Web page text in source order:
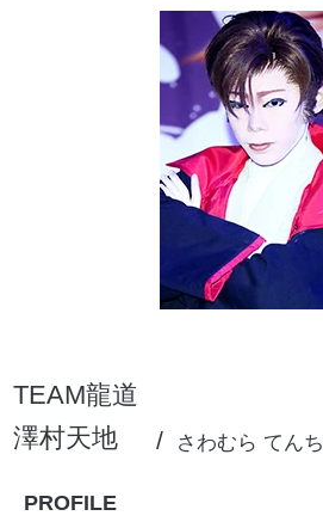
TEAM龍道
澤村天地
さわむら てんち
PROFILE